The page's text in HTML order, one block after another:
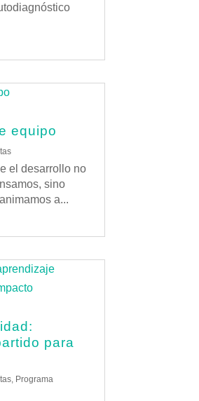
equipo
el desarrollo no
sino
a...
para
, Programa